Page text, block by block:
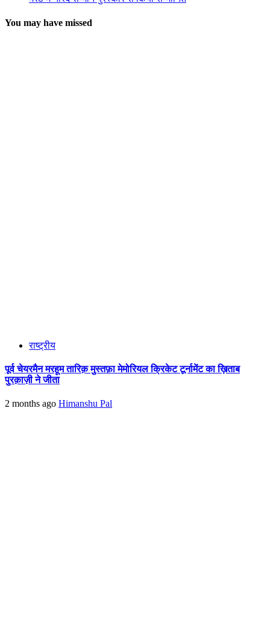
You may have missed
राष्ट्रीय
पूर्व चेयरमैन मरहूम तारिक़ मुस्तफ़ा मेमोरियल क्रिकेट टूर्नामेंट का ख़िताब
पुरक़ाज़ी ने जीता
2 months ago Himanshu Pal